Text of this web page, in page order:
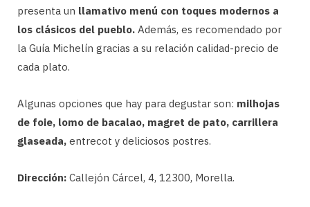
presenta un llamativo menú con toques modernos a
los clásicos del pueblo. Además, es recomendado por
la Guía Michelín gracias a su relación calidad-precio de
cada plato.
Algunas opciones que hay para degustar son: milhojas
de foie, lomo de bacalao, magret de pato, carrillera
glaseada, entrecot y deliciosos postres.
Dirección: Callejón Cárcel, 4, 12300, Morella.